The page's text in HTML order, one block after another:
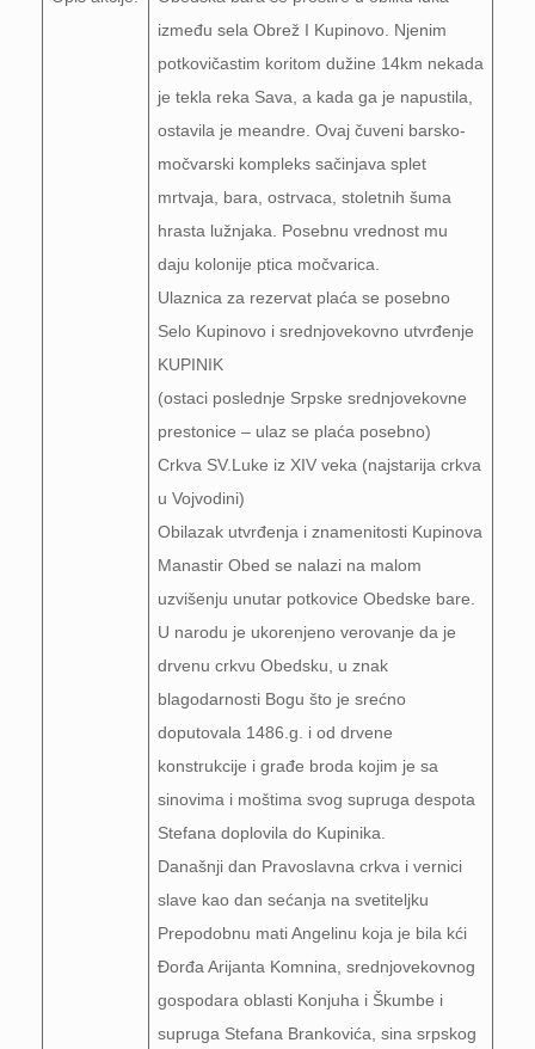
između sela Obrež I Kupinovo. Njenim
potkovičastim koritom dužine 14km nekada
je tekla reka Sava, a kada ga je napustila,
ostavila je meandre. Ovaj čuveni barsko-
močvarski kompleks sačinjava splet
mrtvaja, bara, ostrvaca, stoletnih šuma
hrasta lužnjaka. Posebnu vrednost mu
daju kolonije ptica močvarica.
Ulaznica za rezervat plaća se posebno
Selo Kupinovo i srednjovekovno utvrđenje
KUPINIK
(ostaci poslednje Srpske srednjovekovne
prestonice – ulaz se plaća posebno)
Crkva SV.Luke iz XIV veka (najstarija crkva
u Vojvodini)
Obilazak utvrđenja i znamenitosti Kupinova
Manastir Obed se nalazi na malom
uzvišenju unutar potkovice Obedske bare.
U narodu je ukorenjeno verovanje da je
drvenu crkvu Obedsku, u znak
blagodarnosti Bogu što je srećno
doputovala 1486.g. i od drvene
konstrukcije i građe broda kojim je sa
sinovima i moštima svog supruga despota
Stefana doplovila do Kupinika.
Današnji dan Pravoslavna crkva i vernici
slave kao dan sećanja na svetiteljku
Prepodobnu mati Angelinu koja je bila kći
Đorđa Arijanta Komnina, srednjovekovnog
gospodara oblasti Konjuha i Škumbe i
supruga Stefana Brankovića, sina srpskog